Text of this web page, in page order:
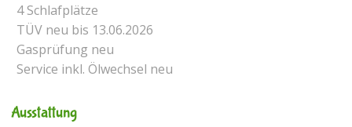
4 Schlafplätze
TÜV neu bis 13.06.2026
Gasprüfung neu
Service inkl. Ölwechsel neu
Ausstattung